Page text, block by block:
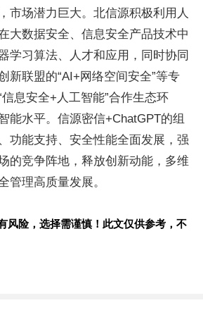
市场潜力巨大。北信源积极利用人
大数据安全、信息安全产品技术中
学习算法、人才和应用，同时协同
新联盟的“AI+网络空间安全”等专
息安全+人工智能”合作生态环
能水平。信源密信+ChatGPT的组
功能支持、安全性能全面发展，强
的竞争阵地，释放创新动能，多维
管理高质量发展。
风险，选择需谨慎！此文仅供参考，不